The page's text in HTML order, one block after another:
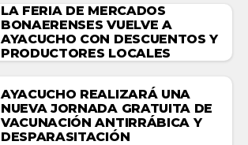
LA FERIA DE MERCADOS
BONAERENSES VUELVE A
AYACUCHO CON DESCUENTOS Y
PRODUCTORES LOCALES
AYACUCHO REALIZARÁ UNA
NUEVA JORNADA GRATUITA DE
VACUNACIÓN ANTIRRÁBICA Y
DESPARASITACIÓN